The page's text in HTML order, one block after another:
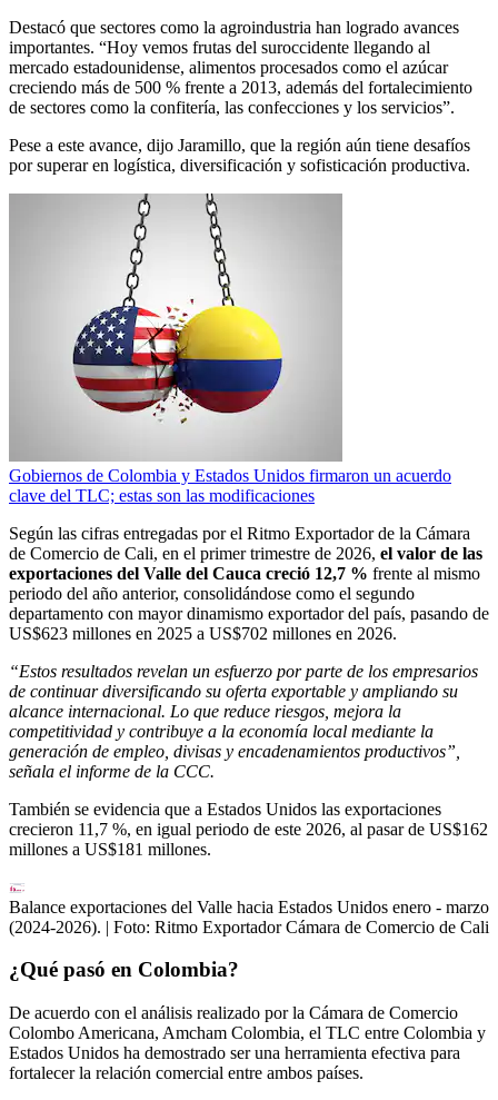
Destacó que sectores como la agroindustria han logrado avances
importantes. “Hoy vemos frutas del suroccidente llegando al
mercado estadounidense, alimentos procesados como el azúcar
creciendo más de 500 % frente a 2013, además del fortalecimiento
de sectores como la confitería, las confecciones y los servicios”.
Pese a este avance, dijo Jaramillo, que la región aún tiene desafíos
por superar en logística, diversificación y sofisticación productiva.
Gobiernos de Colombia y Estados Unidos firmaron un acuerdo
clave del TLC; estas son las modificaciones
Según las cifras entregadas por el Ritmo Exportador de la Cámara
de Comercio de Cali, en el primer trimestre de 2026, el valor de las
exportaciones del Valle del Cauca creció 12,7 % frente al mismo
periodo del año anterior, consolidándose como el segundo
departamento con mayor dinamismo exportador del país, pasando de
US$623 millones en 2025 a US$702 millones en 2026.
“Estos resultados revelan un esfuerzo por parte de los empresarios
de continuar diversificando su oferta exportable y ampliando su
alcance internacional. Lo que reduce riesgos, mejora la
competitividad y contribuye a la economía local mediante la
generación de empleo, divisas y encadenamientos productivos”,
señala el informe de la CCC.
También se evidencia que a Estados Unidos las exportaciones
crecieron 11,7 %, en igual periodo de este 2026, al pasar de US$162
millones a US$181 millones.
Balance exportaciones del Valle hacia Estados Unidos enero - marzo
(2024-2026). | Foto: Ritmo Exportador Cámara de Comercio de Cali
¿Qué pasó en Colombia?
De acuerdo con el análisis realizado por la Cámara de Comercio
Colombo Americana, Amcham Colombia, el TLC entre Colombia y
Estados Unidos ha demostrado ser una herramienta efectiva para
fortalecer la relación comercial entre ambos países.